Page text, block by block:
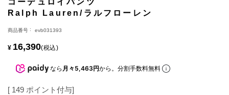
コーデュロイパンツ
Ralph Lauren/ラルフローレン
商品番号 evb031393
¥ 16,390 税込
なら 月々5,463円から。分割手数料無料
[ 149 ポイント付与]